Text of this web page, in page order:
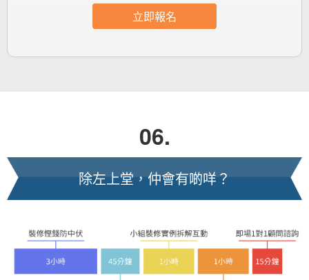
立即報名
06.
除左上堂，仲會有啲咩？